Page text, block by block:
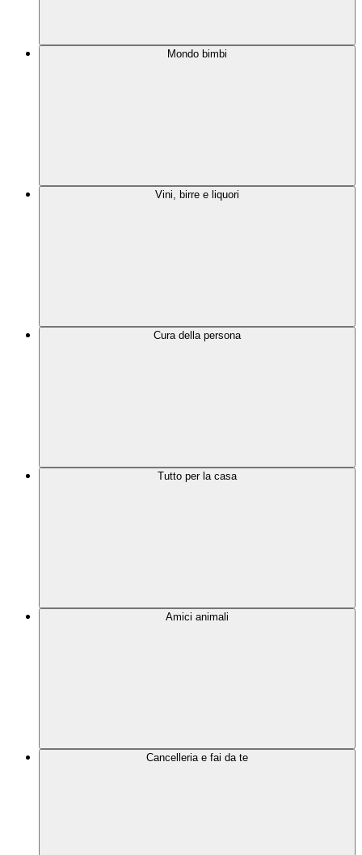
Mondo bimbi
Vini, birre e liquori
Cura della persona
Tutto per la casa
Amici animali
Cancelleria e fai da te